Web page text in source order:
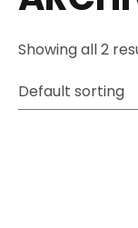
Showing all 2